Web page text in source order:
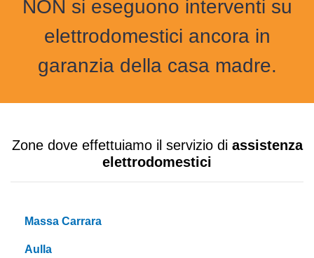
NON si eseguono interventi su
elettrodomestici ancora in
garanzia della casa madre.
Zone dove effettuiamo il servizio di assistenza
elettrodomestici
Massa Carrara
Aulla